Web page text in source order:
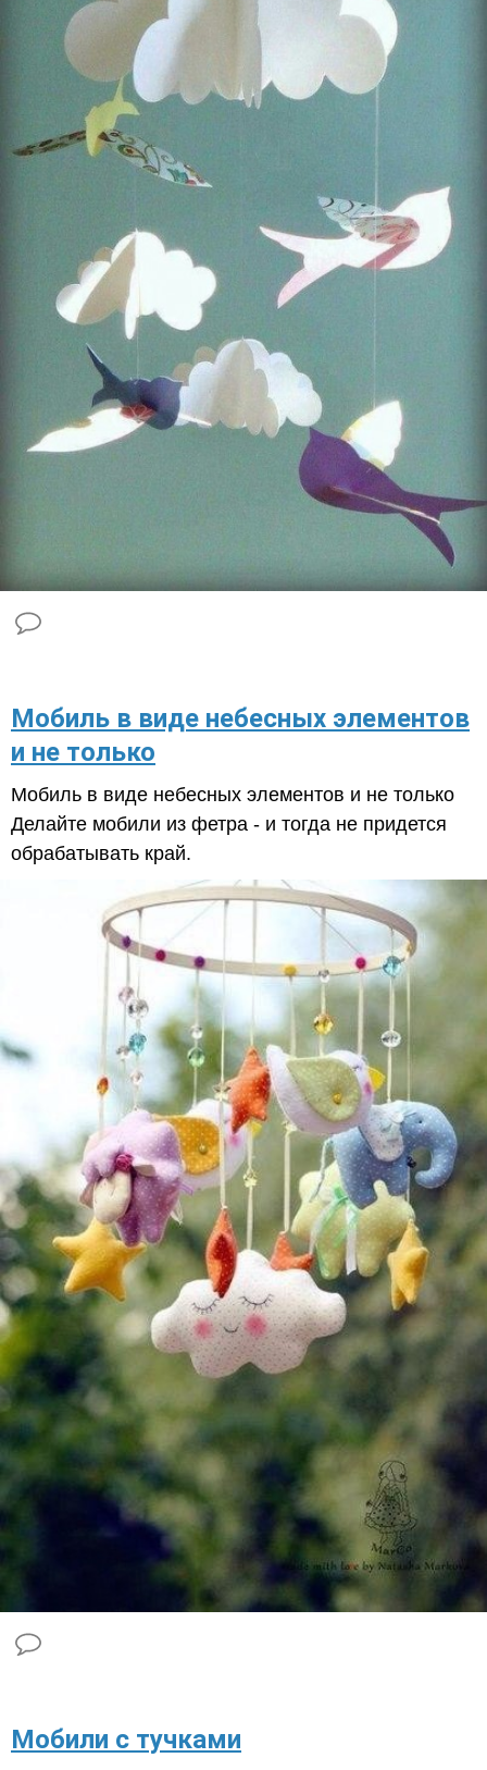
​Мобиль в виде небесных элементов
и не только
Мобиль в виде небесных элементов и не только
Делайте мобили из фетра - и тогда не придется
обрабатывать край.
​Мобили с тучками